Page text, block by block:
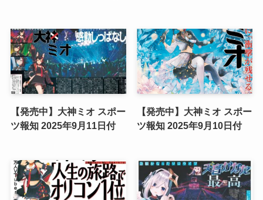
【発売中】大神ミオ スポー
ツ報知 2025年9月11日付
【発売中】大神ミオ スポー
ツ報知 2025年9月10日付